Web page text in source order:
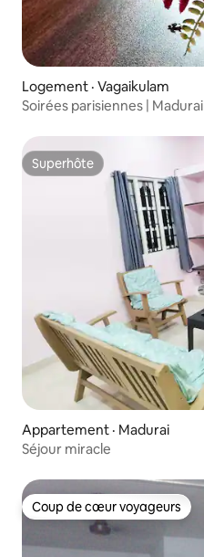
Logement · Vagaikulam
Soirées parisiennes | Madurai
Superhôte
Superhôte
Appartement · Madurai
Séjour miracle
Coup de cœur voyageurs
Coup de cœur voyageurs